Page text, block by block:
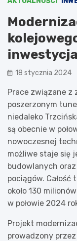
18 stycznia 2024
Prace związane z
poszerzonym
niedaleko
są obecnie w
nowoczesnej
możliwe staje się
budowlanych
pociągów.
około 130
w połowie 2024
Projekt
prowadzony przez